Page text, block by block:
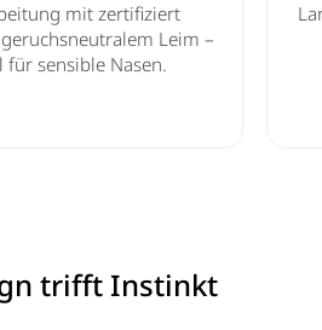
mit zertifiziert
Leim –
für sensible Nasen.
trifft Instinkt